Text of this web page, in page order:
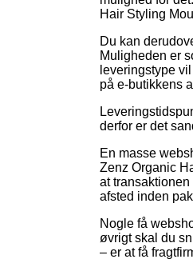
Hair Styling
Du kan
Muligheden er
leveringstype
på e-butikkens
derfor er det
En masse
Zenz Organic
at
afsted inden
Nogle få
øvrigt skal du
– er at få